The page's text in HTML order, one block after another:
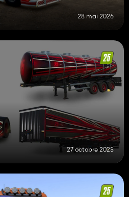
28 mai 2026
27 octobre 2025